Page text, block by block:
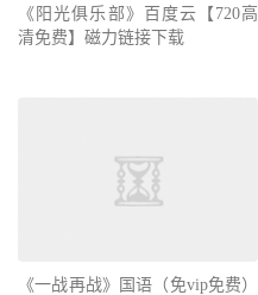
《阳光俱乐部》百度云【720高
清免费】磁力链接下载
《一战再战》国语（免vip免费）